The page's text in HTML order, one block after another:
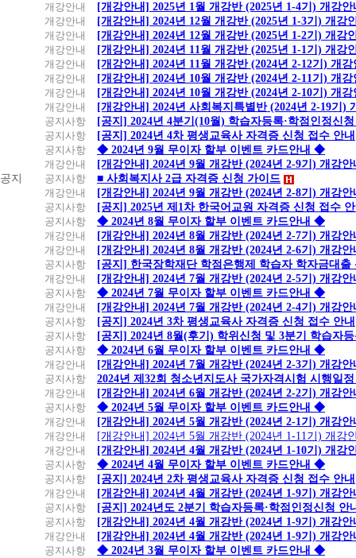
개강안내
[개강안내] 2025년 1월 개강반 (2025년 1-4기) 개강안
개강안내
[개강안내] 2024년 12월 개강반 (2025년 1-3기) 개강
개강안내
[개강안내] 2024년 12월 개강반 (2025년 1-2기) 개강
개강안내
[개강안내] 2024년 11월 개강반 (2025년 1-1기) 개강
개강안내
[개강안내] 2024년 11월 개강반 (2024년 2-12기) 개강
개강안내
[개강안내] 2024년 10월 개강반 (2024년 2-11기) 개강
개강안내
[개강안내] 2024년 10월 개강반 (2024년 2-10기) 개강
개강안내
[개강안내] 2024년 사회복지특별반 (2024년 2-19기)
공지사항
[공지] 2024년 4분기(10월) 학습자등록·학점인정신
공지사항
[공지] 2024년 4차 평생교육사 자격증 신청 접수 안내
공지사항
◆ 2024년 9월 무이자 할부 이벤트 카드안내 ◆
개강안내
[개강안내] 2024년 9월 개강반 (2024년 2-9기) 개강안
공지
공지사항
■ 사회복지사 2급 자격증 신청 가이드
개강안내
[개강안내] 2024년 9월 개강반 (2024년 2-8기) 개강안
공지사항
[공지] 2025년 제1차 한국어교원 자격증 신청 접수
공지사항
◆ 2024년 8월 무이자 할부 이벤트 카드안내 ◆
개강안내
[개강안내] 2024년 8월 개강반 (2024년 2-7기) 개강안
개강안내
[개강안내] 2024년 8월 개강반 (2024년 2-6기) 개강안
공지사항
[공지] 한국장학재단 학점은행제 학습자 학자금대출
개강안내
[개강안내] 2024년 7월 개강반 (2024년 2-5기) 개강안
공지사항
◆ 2024년 7월 무이자 할부 이벤트 카드안내 ◆
개강안내
[개강안내] 2024년 7월 개강반 (2024년 2-4기) 개강안
공지사항
[공지] 2024년 3차 평생교육사 자격증 신청 접수 안내
공지사항
[공지] 2024년 8월(후기) 학위신청 및 3분기 학습자
공지사항
◆ 2024년 6월 무이자 할부 이벤트 카드안내 ◆
개강안내
[개강안내] 2024년 7월 개강반 (2024년 2-3기) 개강안
공지사항
2024년 제32회 청소년지도사 국가자격시험 시행일
개강안내
[개강안내] 2024년 6월 개강반 (2024년 2-2기) 개강안
공지사항
◆ 2024년 5월 무이자 할부 이벤트 카드안내 ◆
개강안내
[개강안내] 2024년 5월 개강반 (2024년 2-1기) 개강안
개강안내
[개강안내] 2024년 5월 개강반 (2024년 1-11기) 개강
개강안내
[개강안내] 2024년 4월 개강반 (2024년 1-10기) 개강
공지사항
◆ 2024년 4월 무이자 할부 이벤트 카드안내 ◆
공지사항
[공지] 2024년 2차 평생교육사 자격증 신청 접수 안내
개강안내
[개강안내] 2024년 4월 개강반 (2024년 1-9기) 개강안
공지사항
[공지] 2024년도 2분기 학습자등록·학점인정신청 안
공지사항
[개강안내] 2024년 4월 개강반 (2024년 1-9기) 개강안
개강안내
[개강안내] 2024년 4월 개강반 (2024년 1-9기) 개강안
공지사항
◆ 2024년 3월 무이자 할부 이벤트 카드안내 ◆